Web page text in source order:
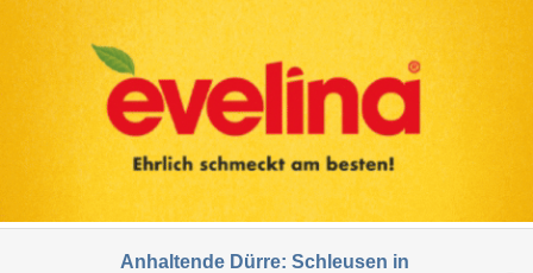
Anhaltende Dürre: Schleusen in